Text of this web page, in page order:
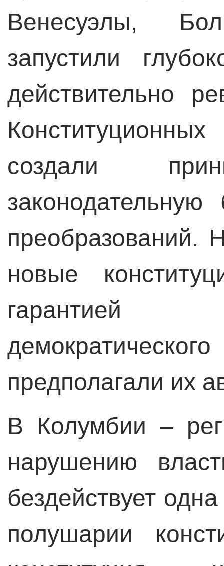
Венесуэлы,
запустили
действительно
создали
преобразований.
новые
гарантией
предполагали их
В Колумбии –
нарушению
бездействует
полушарии